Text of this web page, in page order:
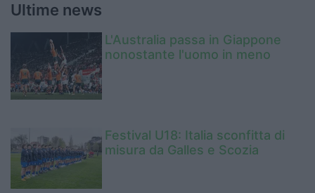
Ultime news
L'Australia passa in Giappone
nonostante l'uomo in meno
Festival U18: Italia sconfitta di
misura da Galles e Scozia